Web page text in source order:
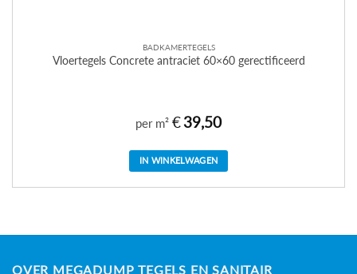
BADKAMERTEGELS
Vloertegels Concrete antraciet 60×60 gerectificeerd
per m² €39,50
IN WINKELWAGEN
OVER MEGADUMP TEGELS EN SANITAIR